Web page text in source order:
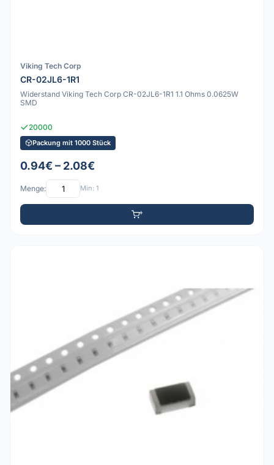
Viking Tech Corp
CR-02JL6-1R1
Widerstand Viking Tech Corp CR-02JL6-1R1 1.1 Ohms 0.0625W
SMD
20000
Packung mit 1000 Stück
0.94€ – 2.08€
Menge: Min: 1